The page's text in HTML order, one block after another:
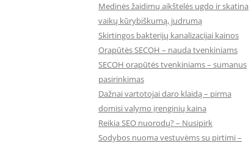
Medinės žaidimų aikštelės ugdo ir skatina
vaikų kūrybiškumą, judrumą
Skirtingos bakterijų kanalizacijai kainos
Orapūtės SECOH – nauda tvenkiniams
SECOH orapūtės tvenkiniams – sumanus
pasirinkimas
Dažnai vartotojai daro klaidą – pirma
domisi valymo įrenginių kaina
Reikia SEO nuorodų? – Nusipirk
Sodybos nuoma vestuvėms su pirtimi –